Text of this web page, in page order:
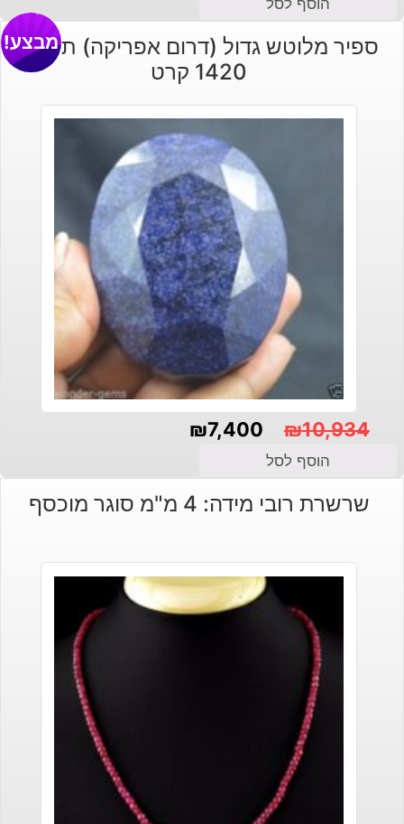
ספיר מלוטש גדול (דרום אפריקה) תעודה
1420 קרט
מבצע!
₪10,934
המקורי
היה:
₪7,400
הנוכחי
הוא:
הוסף לסל
שרשרת רובי מידה: 4 מ"מ סוגר מוכסף